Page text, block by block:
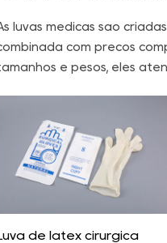
luvas médicas são
com preços
e pesos, eles
de látex cirúrgica